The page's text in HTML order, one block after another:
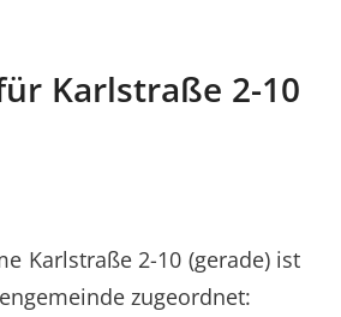
Karlstraße 2-10
Karlstraße 2-10 (gerade) ist
zugeordnet: